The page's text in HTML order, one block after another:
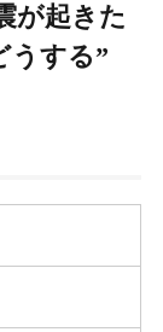
が起きた
うする”